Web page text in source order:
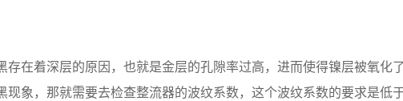
存在着深层的原因，也就是金层的孔隙率过高，进而使得镍层被氧化
现象，那就需要去检查整流器的波纹系数，这个波纹系数的要求是低